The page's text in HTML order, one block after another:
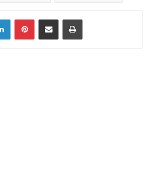
LinkedInPinterestShare via Email Print